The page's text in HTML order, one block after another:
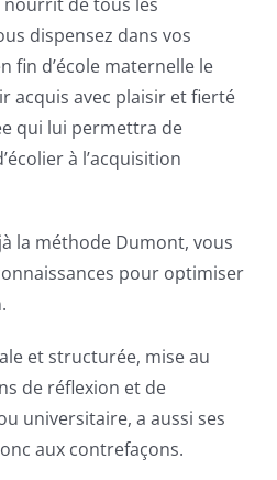
dispensez dans vos
fin d’école maternelle le
acquis avec plaisir et fierté
qui lui permettra de
à l’acquisition
la méthode Dumont, vous
pour optimiser
et structurée, mise au
de réflexion et de
universitaire, a aussi ses
aux contrefaçons.